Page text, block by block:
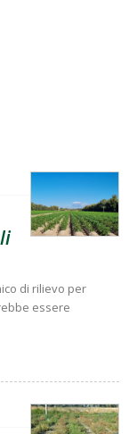
di rilievo per
essere